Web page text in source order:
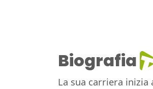
Biografia
La sua carriera